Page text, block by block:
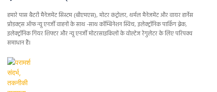
हमारे पास बैटरी मैनेजमेंट सिस्टम (बीएमएस), मोटर कंट्रोलर, थर्मल मैनेजमेंट और वायर हार्नेस
प्रोडक्ट्स ऑफ न्यू एनर्जी वाहनों के साथ -साथ कॉम्बिनेशन स्विच, इलेक्ट्रॉनिक पार्किंग ब्रेक,
इलेक्ट्रॉनिक गियर शिफ्टर और न्यू एनर्जी मोटरसाइकिलों के वोल्टेज रेगुलेटर के लिए परिपक्व
समाधान हैं।